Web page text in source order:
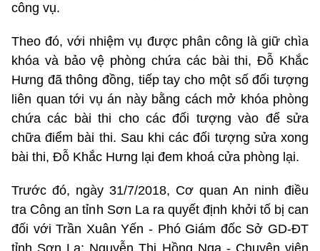
công vụ.
Theo đó, với nhiệm vụ được phân công là giữ chìa
khóa và bảo vệ phòng chứa các bài thi, Đỗ Khắc
Hưng đã thông đồng, tiếp tay cho một số đối tượng
liên quan tới vụ án này bằng cách mở khóa phòng
chứa các bài thi cho các đối tượng vào để sửa
chữa điểm bài thi. Sau khi các đối tượng sửa xong
bài thi, Đỗ Khắc Hưng lại đem khoá cửa phòng lại.
Trước đó, ngày 31/7/2018, Cơ quan An ninh điều
tra Công an tỉnh Sơn La ra quyết định khởi tố bị can
đối với Trần Xuân Yến - Phó Giám đốc Sở GD-ĐT